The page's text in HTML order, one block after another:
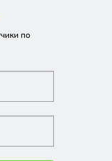
по